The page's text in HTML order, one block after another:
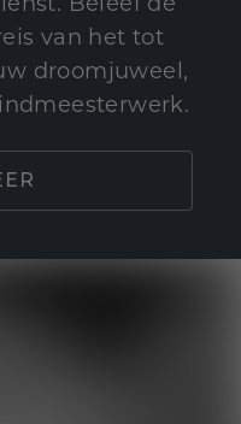
van het tot
droomjuweel,